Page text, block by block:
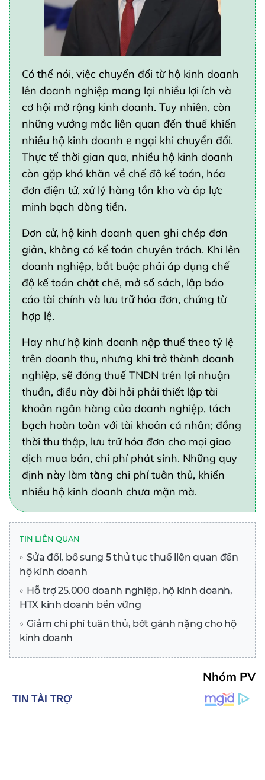
Có thể nói, việc chuyển đổi từ hộ kinh doanh
lên doanh nghiệp mang lại nhiều lợi ích và
cơ hội mở rộng kinh doanh. Tuy nhiên, còn
những vướng mắc liên quan đến thuế khiến
nhiều hộ kinh doanh e ngại khi chuyển đổi.
Thực tế thời gian qua, nhiều hộ kinh doanh
còn gặp khó khăn về chế độ kế toán, hóa
đơn điện tử, xử lý hàng tồn kho và áp lực
minh bạch dòng tiền.
Đơn cử, hộ kinh doanh quen ghi chép đơn
giản, không có kế toán chuyên trách. Khi lên
doanh nghiệp, bắt buộc phải áp dụng chế
độ kế toán chặt chẽ, mở sổ sách, lập báo
cáo tài chính và lưu trữ hóa đơn, chứng từ
hợp lệ.
Hay như hộ kinh doanh nộp thuế theo tỷ lệ
trên doanh thu, nhưng khi trở thành doanh
nghiệp, sẽ đóng thuế TNDN trên lợi nhuận
thuần, điều này đòi hỏi phải thiết lập tài
khoản ngân hàng của doanh nghiệp, tách
bạch hoàn toàn với tài khoản cá nhân; đồng
thời thu thập, lưu trữ hóa đơn cho mọi giao
dịch mua bán, chi phí phát sinh. Những quy
định này làm tăng chi phí tuân thủ, khiến
nhiều hộ kinh doanh chưa mặn mà.
TIN LIÊN QUAN
Sửa đổi, bổ sung 5 thủ tục thuế liên quan đến
hộ kinh doanh
Hỗ trợ 25.000 doanh nghiệp, hộ kinh doanh,
HTX kinh doanh bền vững
Giảm chi phí tuân thủ, bớt gánh nặng cho hộ
kinh doanh
Nhóm PV